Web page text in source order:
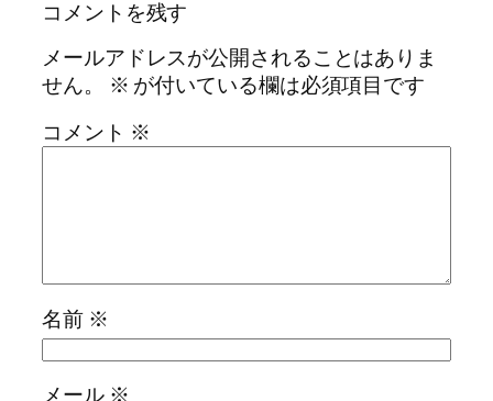
コメントを残す
メールアドレスが公開されることはありま
せん。
※ が付いている欄は必須項目です
コメント ※
名前 ※
メール ※